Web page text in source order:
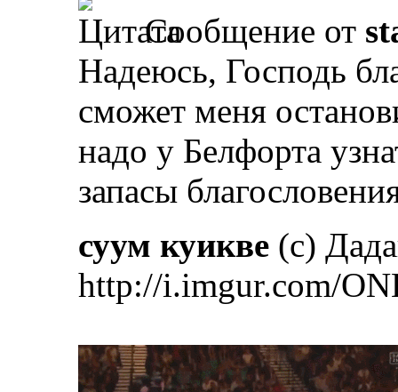
Сообщение от
Надеюсь, Господь
сможет меня
надо у Белфорта
запасы
суум куикве (с)
http://i.imgur.com/